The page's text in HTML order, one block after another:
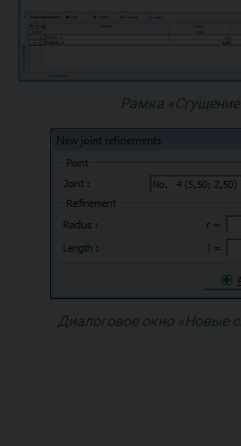
Рамка «Сгущение
Диалоговое окно «Новые